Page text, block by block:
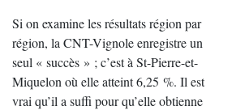
Si on examine les résultats région par
région, la CNT-Vignole enregistre un
seul « succès » ; c’est à St-Pierre-et-
Miquelon où elle atteint 6,25 %. Il est
vrai qu’il a suffi pour qu’elle obtienne